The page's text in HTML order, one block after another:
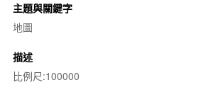
主題與關鍵字
地圖
描述
比例尺:100000